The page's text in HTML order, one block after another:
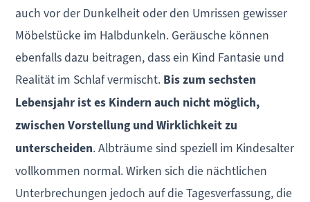
auch vor der Dunkelheit oder den Umrissen gewisser
Möbelstücke im Halbdunkeln. Geräusche können
ebenfalls dazu beitragen, dass ein Kind Fantasie und
Realität im Schlaf vermischt. Bis zum sechsten
Lebensjahr ist es Kindern auch nicht möglich,
zwischen Vorstellung und Wirklichkeit zu
unterscheiden. Albträume sind speziell im Kindesalter
vollkommen normal. Wirken sich die nächtlichen
Unterbrechungen jedoch auf die Tagesverfassung, die